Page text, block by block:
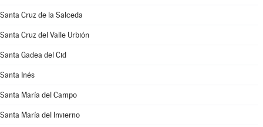
Santa Cruz de la Salceda
Santa Cruz del Valle Urbión
Santa Gadea del Cid
Santa Inés
Santa María del Campo
Santa María del Invierno